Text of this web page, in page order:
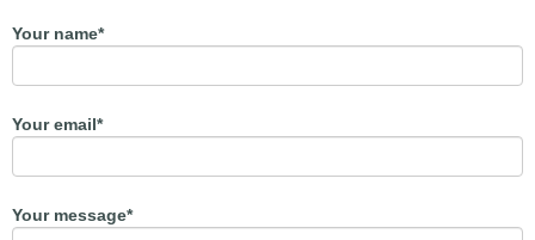
Your name*
Your email*
Your message*